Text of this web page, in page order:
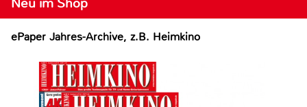
ePaper Jahres-Archive, z.B. Heimkino